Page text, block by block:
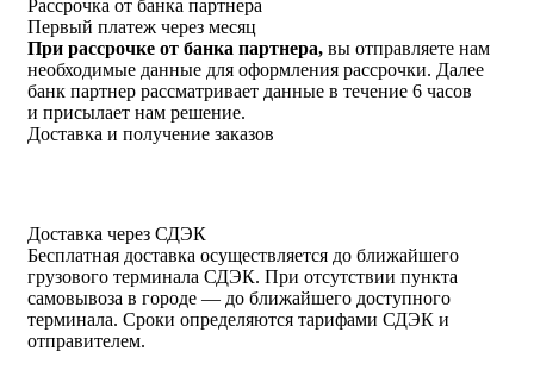
Рассрочка от банка партнера
Первый платеж через месяц
При рассрочке от банка партнера, вы отправляете нам
необходимые данные для оформления рассрочки. Далее
банк партнер рассматривает данные в течение 6 часов
и присылает нам решение.
Доставка и получение заказов
Доставка через СДЭК
Бесплатная доставка осуществляется до ближайшего
грузового терминала СДЭК. При отсутствии пункта
самовывоза в городе — до ближайшего доступного
терминала. Сроки определяются тарифами СДЭК и
отправителем.